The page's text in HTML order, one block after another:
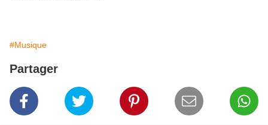
#Musique
Partager